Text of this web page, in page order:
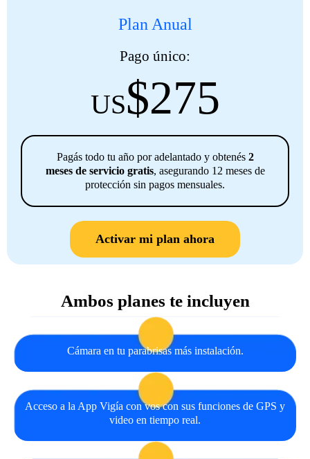
Plan Anual
Pago único:
US$275
Pagás todo tu año por adelantado y obtenés 2
meses de servicio gratis, asegurando 12 meses de
protección sin pagos mensuales.
Activar mi plan ahora
Ambos planes te incluyen
Cámara en tu parabrisas más instalación.
Acceso a la App Vigía con vos con sus funciones de GPS y
video en tiempo real.